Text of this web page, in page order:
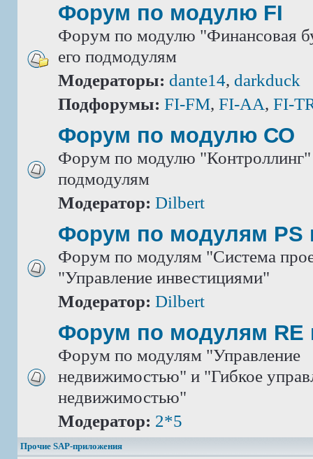
Форум по модулю FI
Форум по модулю "Финансовая
его подмодулям
Модераторы: dante14, darkduck
Подфорумы: FI-FM, FI-AA, FI-
Форум по модулю СО
Форум по модулю "Контроллинг"
подмодулям
Модератор: Dilbert
Форум по модулям PS
Форум по модулям "Система
"Управление инвестициями"
Модератор: Dilbert
Форум по модулям RE
Форум по модулям "Управление
недвижимостью" и "Гибкое
недвижимостью"
Модератор: 2*5
Прочие SAP-приложения